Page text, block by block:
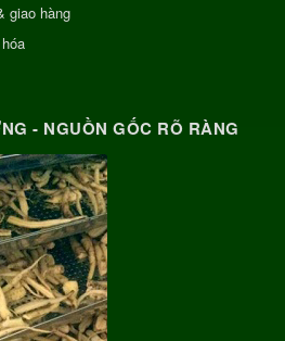
giao hàng
- NGUỒN GỐC RÕ RÀNG